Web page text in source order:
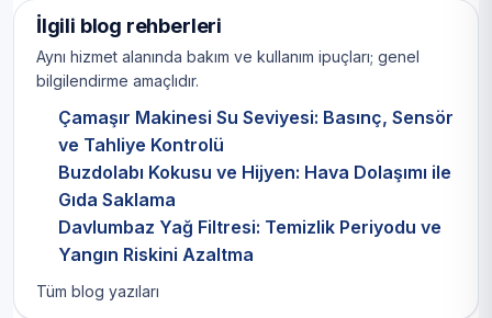
İlgili blog rehberleri
Aynı hizmet alanında bakım ve kullanım ipuçları; genel
bilgilendirme amaçlıdır.
Çamaşır Makinesi Su Seviyesi: Basınç, Sensör
ve Tahliye Kontrolü
Buzdolabı Kokusu ve Hijyen: Hava Dolaşımı ile
Gıda Saklama
Davlumbaz Yağ Filtresi: Temizlik Periyodu ve
Yangın Riskini Azaltma
Tüm blog yazıları